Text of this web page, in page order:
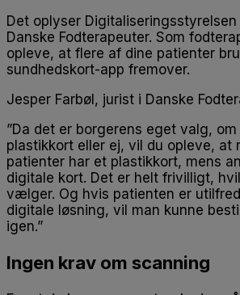
Det oplyser
Danske Fodterapeuter. Som
opleve, at flere af dine patienter
sundhedskort-app fremover.
Jesper Farbøl, jurist i Danske
”Da det er borgerens eget valg,
plastikkort eller ej, vil du opleve, at
patienter har et plastikkort, mens
digitale kort. Det er helt frivilligt,
vælger. Og hvis patienten er
digitale løsning, vil man kunne
igen.”
Ingen krav om scanning